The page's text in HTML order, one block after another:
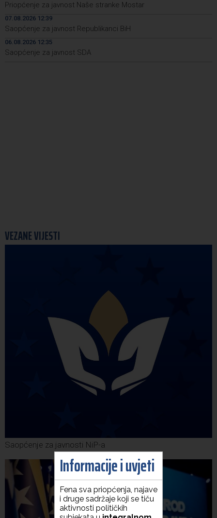
15:09
Konjic ugostio 23 folklorna društva na 26.
Međunarodnom festivalu ‘Konjička sehara’
15:05
Vozači u HBŽ-u pozvani na oprez zbog divljih konja na
cestama
Priopćenje za javnost Naše stranke Mostar
07.08.2026 12:39
Saopćenje za javnost Republikanci BiH
06.08.2026 12:35
Saopćenje za javnost SDA
VEZANE VIJESTI
Saopćenje za javnosti NiP-a
Informacije i uvjeti
Fena sva priopćenja, najave
i druge sadržaje koji se tiču
aktivnosti političkih